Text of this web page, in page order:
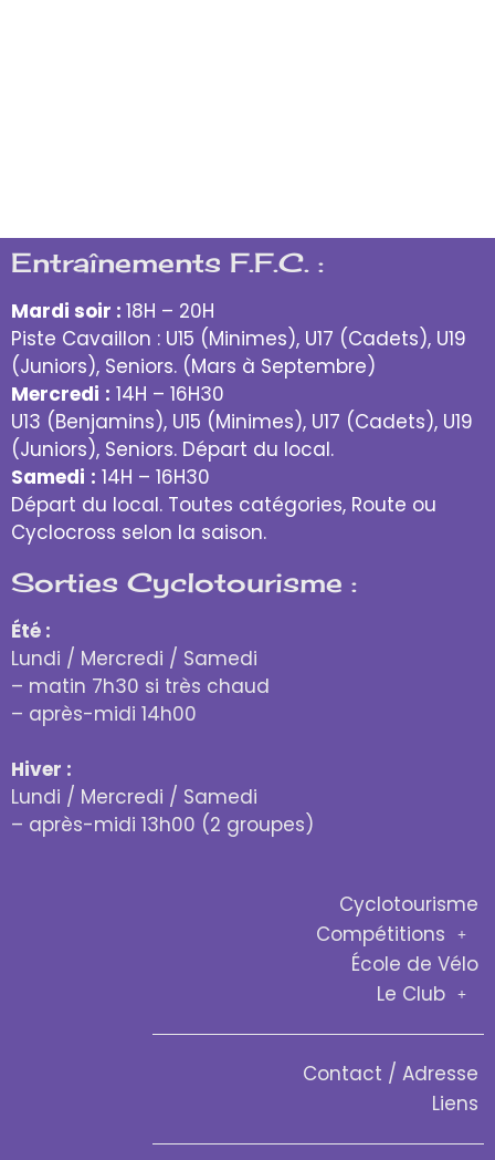
Entraînements F.F.C. :
Mardi soir : 18H – 20H
Piste Cavaillon : U15 (Minimes), U17 (Cadets), U19
(Juniors), Seniors. (Mars à Septembre)
Mercredi : 14H – 16H30
U13 (Benjamins), U15 (Minimes), U17 (Cadets), U19
(Juniors), Seniors. Départ du local.
Samedi : 14H – 16H30
Départ du local. Toutes catégories, Route ou
Cyclocross selon la saison.
Sorties Cyclotourisme :
Été :
Lundi / Mercredi / Samedi
– matin 7h30 si très chaud
– après-midi 14h00
Hiver :
Lundi / Mercredi / Samedi
– après-midi 13h00 (2 groupes)
Cyclotourisme
Compétitions
École de Vélo
Le Club
Contact / Adresse
Liens